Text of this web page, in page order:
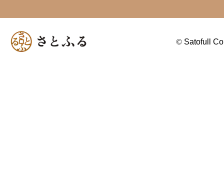
© Satofull